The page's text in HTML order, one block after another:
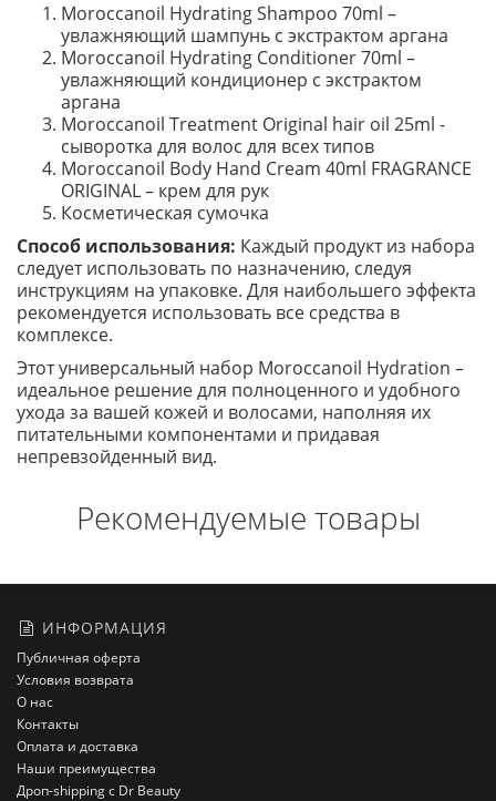
Moroccanoil Hydrating Shampoo 70ml –
увлажняющий шампунь с экстрактом аргана
Moroccanoil Hydrating Conditioner 70ml –
увлажняющий кондиционер с экстрактом
аргана
Moroccanoil Treatment Original hair oil 25ml -
сыворотка для волос для всех типов
Moroccanoil Body Hand Cream 40ml FRAGRANCE
ORIGINAL – крем для рук
Косметическая сумочка
Способ использования: Каждый продукт из набора
следует использовать по назначению, следуя
инструкциям на упаковке. Для наибольшего эффекта
рекомендуется использовать все средства в
комплексе.
Этот универсальный набор Moroccanoil Hydration –
идеальное решение для полноценного и удобного
ухода за вашей кожей и волосами, наполняя их
питательными компонентами и придавая
непревзойденный вид.
Рекомендуемые товары
ИНФОРМАЦИЯ
Публичная оферта
Условия возврата
О нас
Контакты
Оплата и доставка
Наши преимущества
Дроп-shipping с Dr Beauty